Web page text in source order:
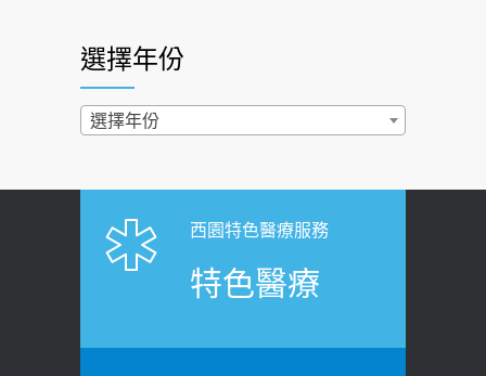
西園醫院55周年 7／10捐血公益活動 邀
民眾熱血響應
2026-06-30
健康肛門痛都是痔瘡?醫談瘍瘍瘻管與肛
裂差異 逾50歲民眾可做1事
2022-02-17
過量維生素D和鈣恐罹癌? 醫師釋
「落枕」不要大力按脖子！ 1招「伸
展運動」預防落枕
選擇年份
選擇年份
西園特色醫療服務
特色醫療